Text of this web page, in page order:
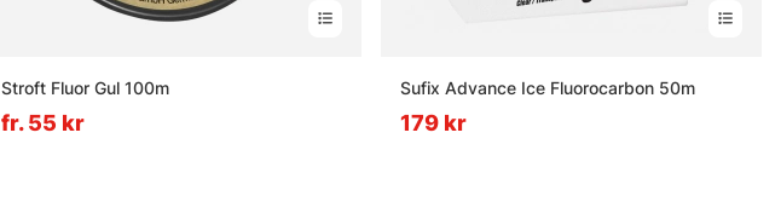
Stroft Fluor Gul 100m
fr. 55 kr
Sufix Advance Ice Fluorocarbon 50m
179 kr